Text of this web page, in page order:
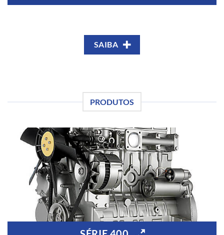
SAIBA
PRODUTOS